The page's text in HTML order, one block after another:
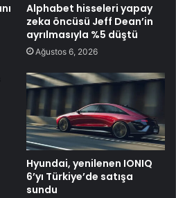
Alphabet hisseleri yapay
zeka öncüsü Jeff Dean’in
ayrılmasıyla %5 düştü
Ağustos 6, 2026
Hyundai, yenilenen IONIQ
6’yı Türkiye’de satışa
sundu